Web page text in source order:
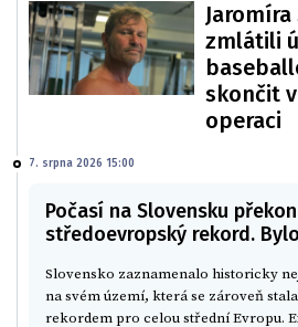
zmlátili
skončit
operaci
7. srpna 2026 15:00
Počasí na Slovensku
středoevropský rekord.
Slovensko zaznamenalo historicky
na svém území, která se zároveň
rekordem pro celou střední Evropu.